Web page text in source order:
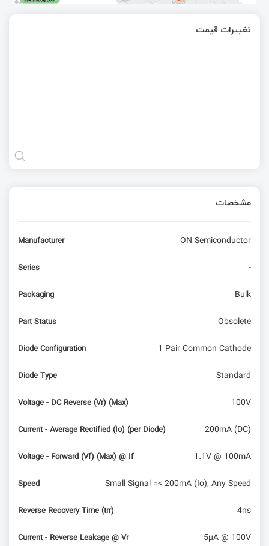
تغییرات قیمت
مشخصات
Manufacturer ON Semiconductor
Series -
Packaging Bulk
Part Status Obsolete
Diode Configuration 1 Pair Common Cathode
Diode Type Standard
Voltage - DC Reverse (Vr) (Max) 100V
Current - Average Rectified (Io) (per Diode) 200mA (DC)
Voltage - Forward (Vf) (Max) @ If 1.1V @ 100mA
Speed Small Signal =< 200mA (Io), Any Speed
Reverse Recovery Time (trr) 4ns
Current - Reverse Leakage @ Vr 5µA @ 100V